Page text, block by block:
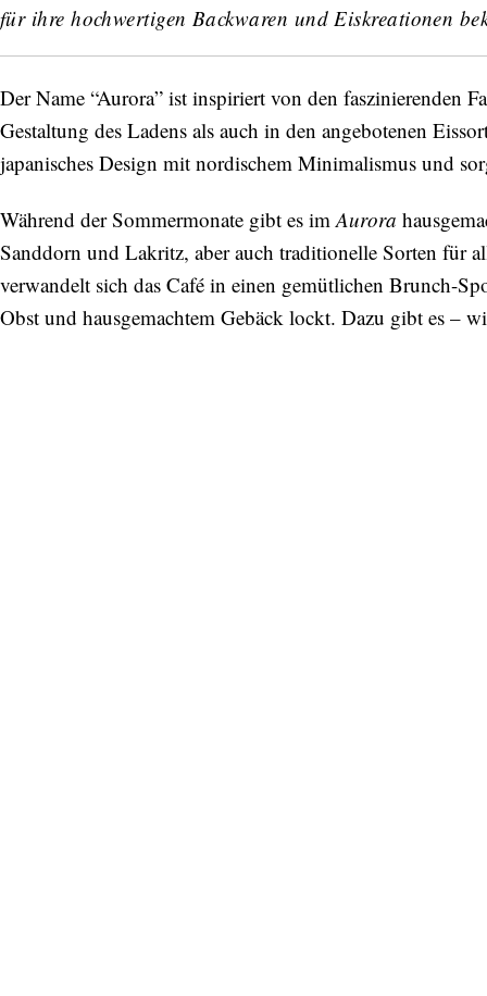
für ihre hochwertigen Backwaren und Eiskreationen
Der Name “Aurora” ist inspiriert von den faszinierenden
Gestaltung des Ladens als auch in den angebotenen
japanisches Design mit nordischem Minimalismus und
Während der Sommermonate gibt es imAurora
Sanddorn und Lakritz, aber auch traditionelle Sorten für
verwandelt sich das Café in einen gemütlichen Brunch-
Obst und hausgemachtem Gebäck lockt. Dazu gibt es –